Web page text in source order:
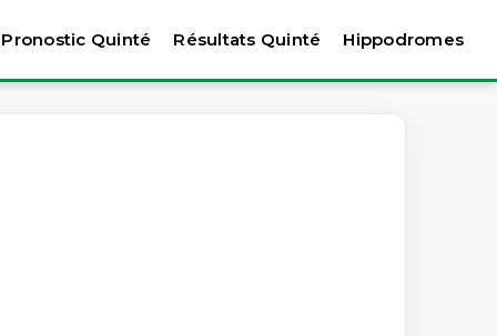
Pronostic Quinté Résultats Quinté Hippodromes